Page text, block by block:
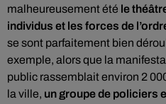
malheureusement été le
individus et les forces de
se sont parfaitement bien
exemple, alors que la
public rassemblait environ 2
la ville, un groupe de policiers